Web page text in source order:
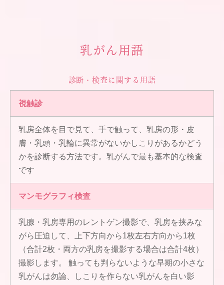
乳がん用語
診断・検査に関する用語
視触診
乳房全体を目で見て、手で触って、乳房の形・皮
膚・乳頭・乳輪に異常がないかしこりがあるかどう
かを診断する方法です。乳がんで最も基本的な検査
です
マンモグラフィ検査
乳腺・乳房専用のレントゲン撮影で、乳房を挟みな
がら圧迫して、上下方向から1枚左右方向から1枚
（合計2枚・両方の乳房を撮影する場合は合計4枚）
撮影します。 触っても判らないような早期の小さな
乳がんは勿論、しこりを作らない乳がんを白い影